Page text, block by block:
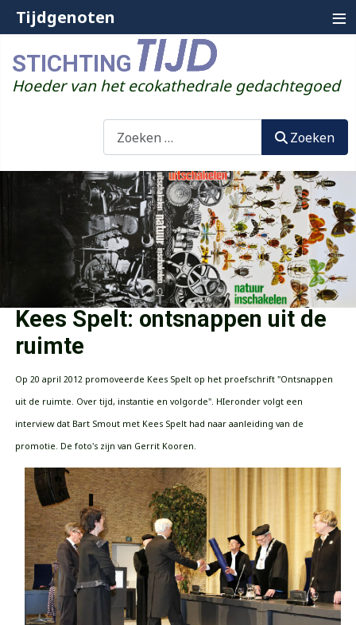
STICHTING
Hoeder van het ecokathedrale gedachtegoed
Zoeken
Kees Spelt: ontsnappen uit de
ruimte
Op 20 april 2012 promoveerde Kees Spelt op het proefschrift "Ontsnappen
uit de ruimte. Over tijd, instantie en volgorde". HIeronder volgt een
interview dat Bart Smout met Kees Spelt had naar aanleiding van de
promotie. De foto's zijn van Gerrit Kooren.
Tijdgenoten ≡